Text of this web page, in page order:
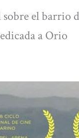
el
a Orio